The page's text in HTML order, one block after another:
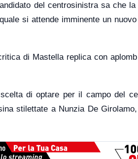
del centrosinistra sa che
si attende imminente un
di Mastella replica con
di optare per il campo del
stilettate a Nunzia De